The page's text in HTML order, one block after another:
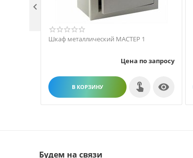
Шкаф металлический МАСТЕР 1
Цена по запросу
В КОРЗИНУ 

Будем на связи